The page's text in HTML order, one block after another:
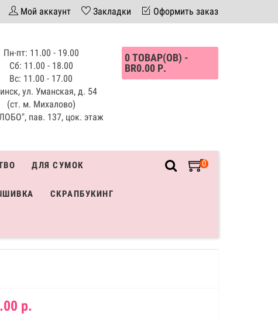
Мой аккаунт Закладки Оформить заказ
Пн-пт: 11.00 - 19.00
Сб: 11.00 - 18.00
Вс: 11.00 - 17.00
ул. Уманская, д. 54
(ст. м. Михалово)
пав. 137, цок. этаж
0 ТОВАР(ОВ) -
BR0.00 Р.
0
ДЛЯ СУМОК
СКРАПБУКИНГ
р.